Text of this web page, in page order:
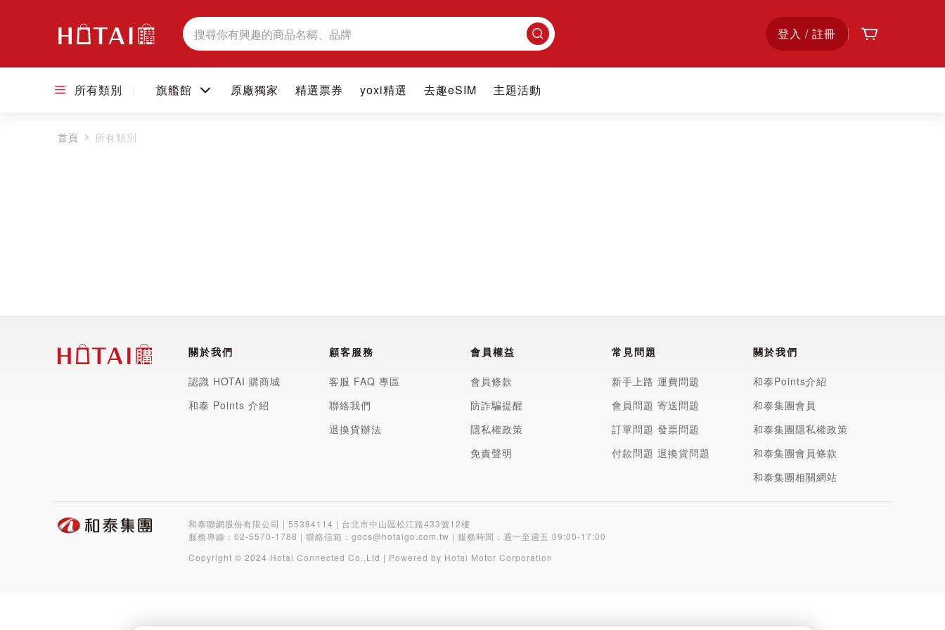
登入 / 註冊
搜
尋
搜
尋
所有類別 旗艦館 原廠獨家 精選票券 yoxi精選 去趣eSIM 主題活動
首頁 所有類別
關於我們
認識 HOTAI 購商城
和泰 Points 介紹
顧客服務
客服 FAQ 專區
聯絡我們
退換貨辦法
會員權益
會員條款
防詐騙提醒
隱私權政策
免責聲明
常見問題
新手上路
會員問題
訂單問題
付款問題
運費問題
寄送問題
發票問題
退換貨問題
關於我們
和泰Points介紹
和泰集團會員
和泰集團隱私權政策
和泰集團會員條款
和泰集團相關網站
和泰聯網股份有限公司 | 55384114 | 台北市中山區松江路433號12樓
服務專線： 02-5570-1788 | 聯絡信箱： gocs@hotaigo.com.tw | 服務時間：週一至週五 09:00-17:00
Copyright © 2024 Hotai Connected Co.,Ltd | Powered by Hotai Motor Corporation